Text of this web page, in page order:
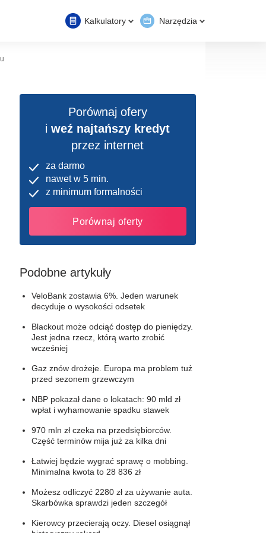
Kalkulatory Narzędzia
Porównaj ofery
iweź najtańszy kredyt
przez internet
za darmo
nawet w 5 min.
z minimum formalności
Porównaj oferty
Podobne artykuły
VeloBank zostawia 6%. Jeden warunek
decyduje o wysokości odsetek
Blackout może odciąć dostęp do pieniędzy.
Jest jedna rzecz, którą warto zrobić
wcześniej
Gaz znów drożeje. Europa ma problem tuż
przed sezonem grzewczym
NBP pokazał dane o lokatach: 90 mld zł
wpłat i wyhamowanie spadku stawek
970 mln zł czeka na przedsiębiorców.
Część terminów mija już za kilka dni
Łatwiej będzie wygrać sprawę o mobbing.
Minimalna kwota to 28 836 zł
Możesz odliczyć 2280 zł za używanie auta.
Skarbówka sprawdzi jeden szczegół
Kierowcy przecierają oczy. Diesel osiągnął